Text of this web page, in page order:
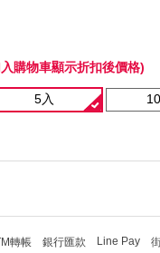
購物車顯示折扣後價格)
5入
轉帳 銀行匯款 Line Pay